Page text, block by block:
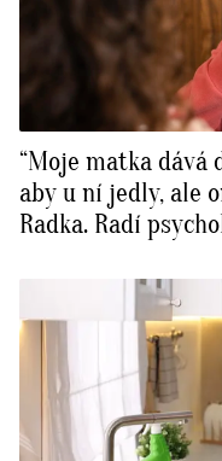
“Moje matka dává
aby u ní jedly, ale
Radka. Radí